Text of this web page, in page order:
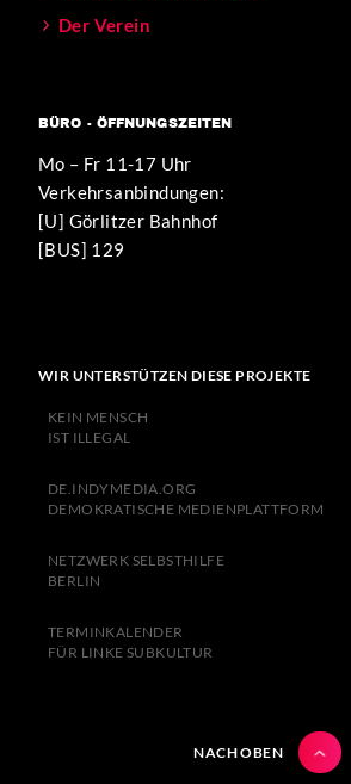
Der Verein
BÜRO - ÖFFNUNGSZEITEN
Mo – Fr 11-17 Uhr
Verkehrsanbindungen:
[U] Görlitzer Bahnhof
[BUS] 129
WIR UNTERSTÜTZEN DIESE PROJEKTE
KEIN MENSCH
IST ILLEGAL
DE.INDYMEDIA.ORG
DEMOKRATISCHE MEDIENPLATTFORM
NETZWERK SELBSTHILFE
BERLIN
TERMINKALENDER
FÜR LINKE SUBKULTUR
NACH OBEN